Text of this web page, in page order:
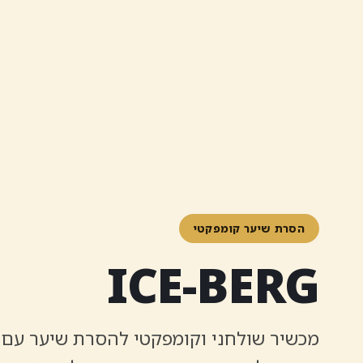
הסרת שיער קומפקטי
ICE-BERG